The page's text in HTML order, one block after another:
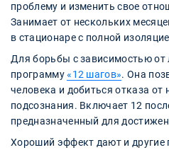
проблему и изменить свое
Занимает от нескольких
в стационаре с полной
Для борьбы с зависимостью от
программу«12 шагов». Она
человека и добиться отказа от
подсознания. Включает 12
предназначенный для
Хороший эффект дают и